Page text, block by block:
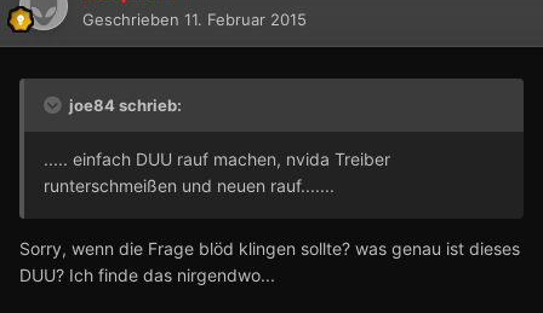
Geschrieben 11. Februar 2015
joe84 schrieb:
..... einfach DUU rauf machen, nvida Treiber
runterschmeißen und neuen rauf.......
Sorry, wenn die Frage blöd klingen sollte? was genau ist dieses
DUU? Ich finde das nirgendwo...